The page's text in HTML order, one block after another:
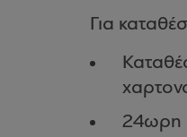
Για
24ωρη